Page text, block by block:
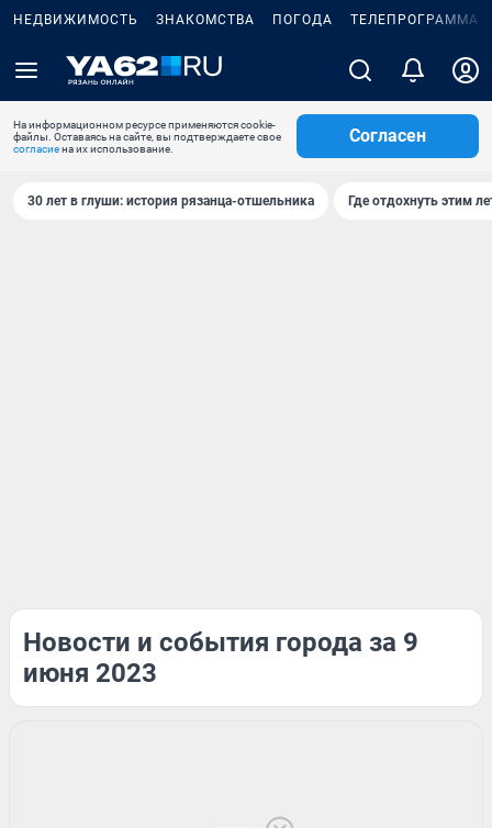
НЕДВИЖИМОСТЬ ЗНАКОМСТВА ПОГОДА ТЕЛЕПРОГРАММА
На информационном ресурсе применяются cookie-
файлы. Оставаясь на сайте, вы подтверждаете свое
согласиена их использование.
Согласен
30 лет в глуши: история рязанца-отшельника Где отдохнуть этим
Новости и события города за 9
июня 2023